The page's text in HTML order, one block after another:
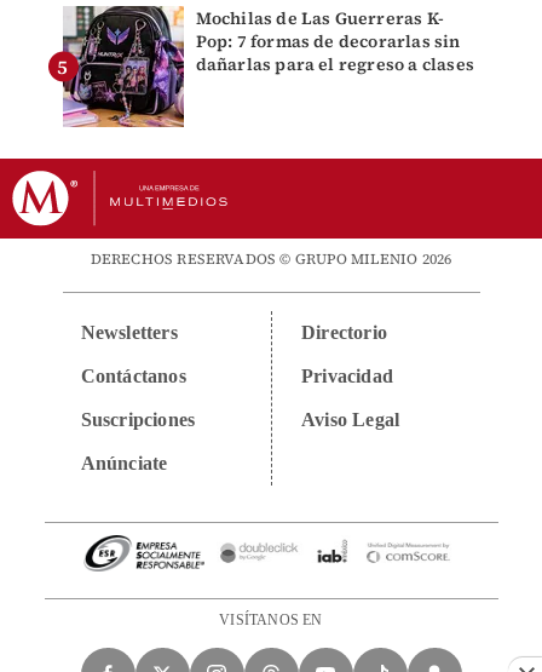
Mochilas de Las Guerreras K-
Pop: 7 formas de decorarlas sin
dañarlas para el regreso a clases
DERECHOS RESERVADOS © GRUPO MILENIO 2026
Newsletters
Contáctanos
Suscripciones
Anúnciate
Directorio
Privacidad
Aviso Legal
VISÍTANOS EN